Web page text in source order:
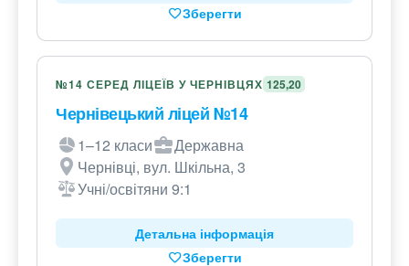
Зберегти
№14 СЕРЕД ЛІЦЕЇВ У ЧЕРНІВЦЯХ 125,20
Чернівецький ліцей №14
1–12 класи
Державна
Чернівці, вул. Шкільна, 3
Учні/освітяни 9:1
Детальна інформація
Зберегти